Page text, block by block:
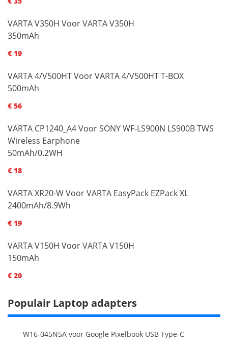
VARTA V350H Voor VARTA V350H
350mAh
€ 19
VARTA 4/V500HT Voor VARTA 4/V500HT T-BOX
500mAh
€ 56
VARTA CP1240_A4 Voor SONY WF-LS900N LS900B TWS
Wireless Earphone
50mAh/0.2WH
€ 18
VARTA XR20-W Voor VARTA EasyPack EZPack XL
2400mAh/8.9Wh
€ 19
VARTA V150H Voor VARTA V150H
150mAh
€ 20
Populair Laptop adapters
W16-045N5A voor Google Pixelbook USB Type-C